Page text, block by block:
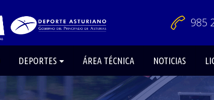
985
DEPORTES ÁREA TÉCNICA NOTICIAS